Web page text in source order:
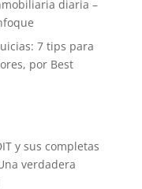
diaria –
7 tips para
por Best
y sus completas
verdadera